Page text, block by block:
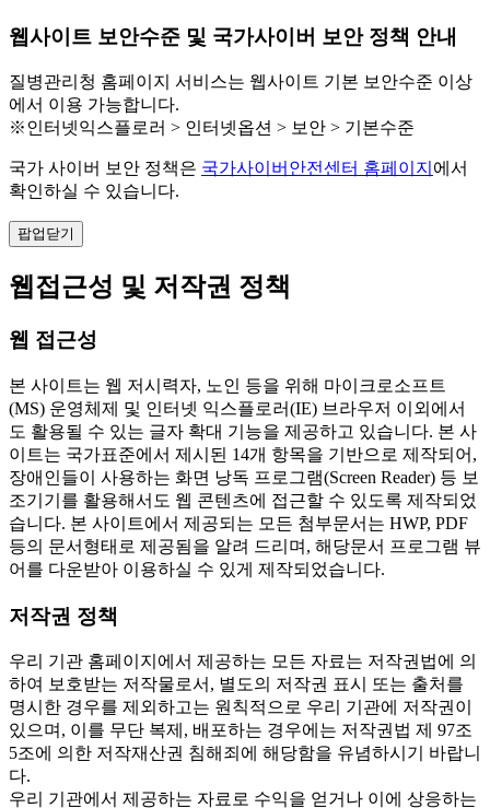
웹사이트 보안수준 및 국가사이버 보안 정책 안내
질병관리청 홈페이지 서비스는 웹사이트 기본 보안수준 이상
에서 이용 가능합니다.
※인터넷익스플로러 > 인터넷옵션 > 보안 > 기본수준
국가 사이버 보안 정책은 국가사이버안전센터 홈페이지 에서
확인하실 수 있습니다.
팝업닫기
웹접근성 및 저작권 정책
웹 접근성
본 사이트는 웹 저시력자, 노인 등을 위해 마이크로소프트
(MS) 운영체제 및 인터넷 익스플로러(IE) 브라우저 이외에서
도 활용될 수 있는 글자 확대 기능을 제공하고 있습니다. 본 사
이트는 국가표준에서 제시된 14개 항목을 기반으로 제작되어,
장애인들이 사용하는 화면 낭독 프로그램(Screen Reader) 등 보
조기기를 활용해서도 웹 콘텐츠에 접근할 수 있도록 제작되었
습니다. 본 사이트에서 제공되는 모든 첨부문서는 HWP, PDF
등의 문서형태로 제공됨을 알려 드리며, 해당문서 프로그램 뷰
어를 다운받아 이용하실 수 있게 제작되었습니다.
저작권 정책
우리 기관 홈페이지에서 제공하는 모든 자료는 저작권법에 의
하여 보호받는 저작물로서, 별도의 저작권 표시 또는 출처를
명시한 경우를 제외하고는 원칙적으로 우리 기관에 저작권이
있으며, 이를 무단 복제, 배포하는 경우에는 저작권법 제 97조
5조에 의한 저작재산권 침해죄에 해당함을 유념하시기 바랍니
다.
우리 기관에서 제공하는 자료로 수익을 얻거나 이에 상응하는